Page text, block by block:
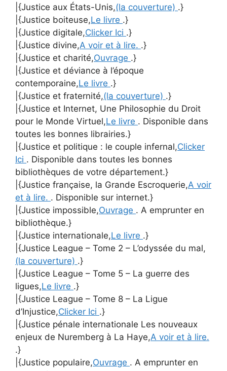
|{Justice aux États-Unis,(la couverture) .}
|{Justice boiteuse,Le livre .}
|{Justice digitale,Clicker Ici .}
|{Justice divine,A voir et à lire. .}
|{Justice et charité,Ouvrage .}
|{Justice et déviance à l’époque
contemporaine,Le livre .}
|{Justice et fraternité,(la couverture) .}
|{Justice et Internet, Une Philosophie du Droit
pour le Monde Virtuel,Le livre . Disponible dans
toutes les bonnes librairies.}
|{Justice et politique : le couple infernal,Clicker
Ici . Disponible dans toutes les bonnes
bibliothèques de votre département.}
|{Justice française, la Grande Escroquerie,A voir
et à lire. . Disponible sur internet.}
|{Justice impossible,Ouvrage . A emprunter en
bibliothèque.}
|{Justice internationale,Le livre .}
|{Justice League – Tome 2 – L’odyssée du mal,
(la couverture) .}
|{Justice League – Tome 5 – La guerre des
ligues,Le livre .}
|{Justice League – Tome 8 – La Ligue
d’Injustice,Clicker Ici .}
|{Justice pénale internationale Les nouveaux
enjeux de Nuremberg à La Haye,A voir et à lire.
.}
|{Justice populaire,Ouvrage . A emprunter en